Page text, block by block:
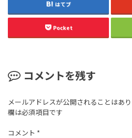
はてブ
Pocket
コメントを残す
メールアドレスが公開されることはあり
欄は必須項目です
コメント *